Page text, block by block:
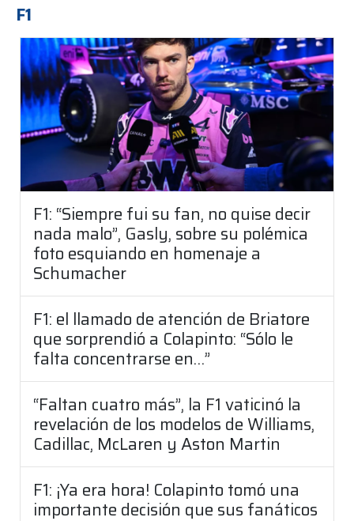
F1
F1: “Siempre fui su fan, no quise decir
nada malo”, Gasly, sobre su polémica
foto esquiando en homenaje a
Schumacher
F1: el llamado de atención de Briatore
que sorprendió a Colapinto: “Sólo le
falta concentrarse en…”
“Faltan cuatro más”, la F1 vaticinó la
revelación de los modelos de Williams,
Cadillac, McLaren y Aston Martin
F1: ¡Ya era hora! Colapinto tomó una
importante decisión que sus fanáticos